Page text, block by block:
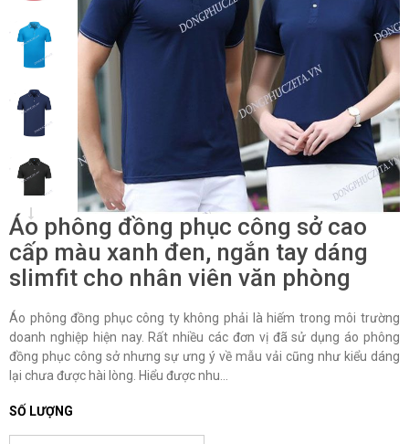
Áo phông đồng phục công sở cao
cấp màu xanh đen, ngắn tay dáng
slimfit cho nhân viên văn phòng
Áo phông đồng phục công ty không phải là hiếm trong môi trường
doanh nghiệp hiện nay. Rất nhiều các đơn vị đã sử dụng áo phông
đồng phục công sở nhưng sự ưng ý về mẫu vải cũng như kiểu dáng
lại chưa được hài lòng. Hiểu được nhu...
SỐ LƯỢNG